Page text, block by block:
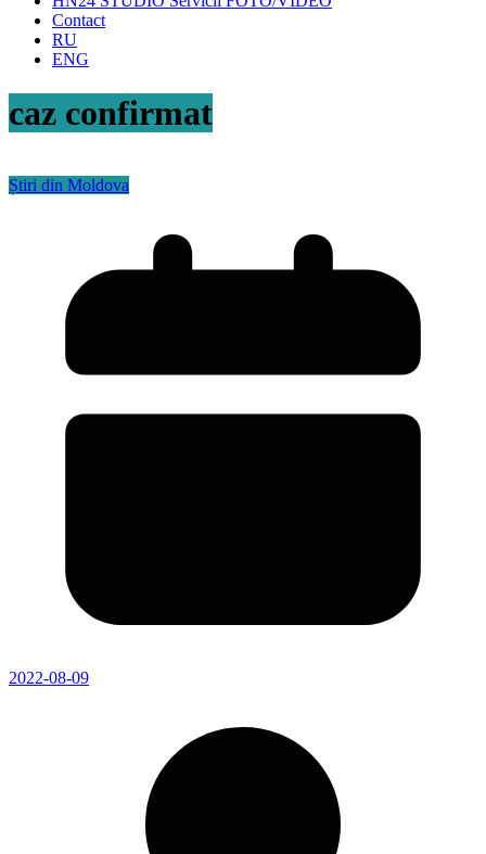
Contact
RU
ENG
caz confirmat
Știri din Moldova
2022-08-09